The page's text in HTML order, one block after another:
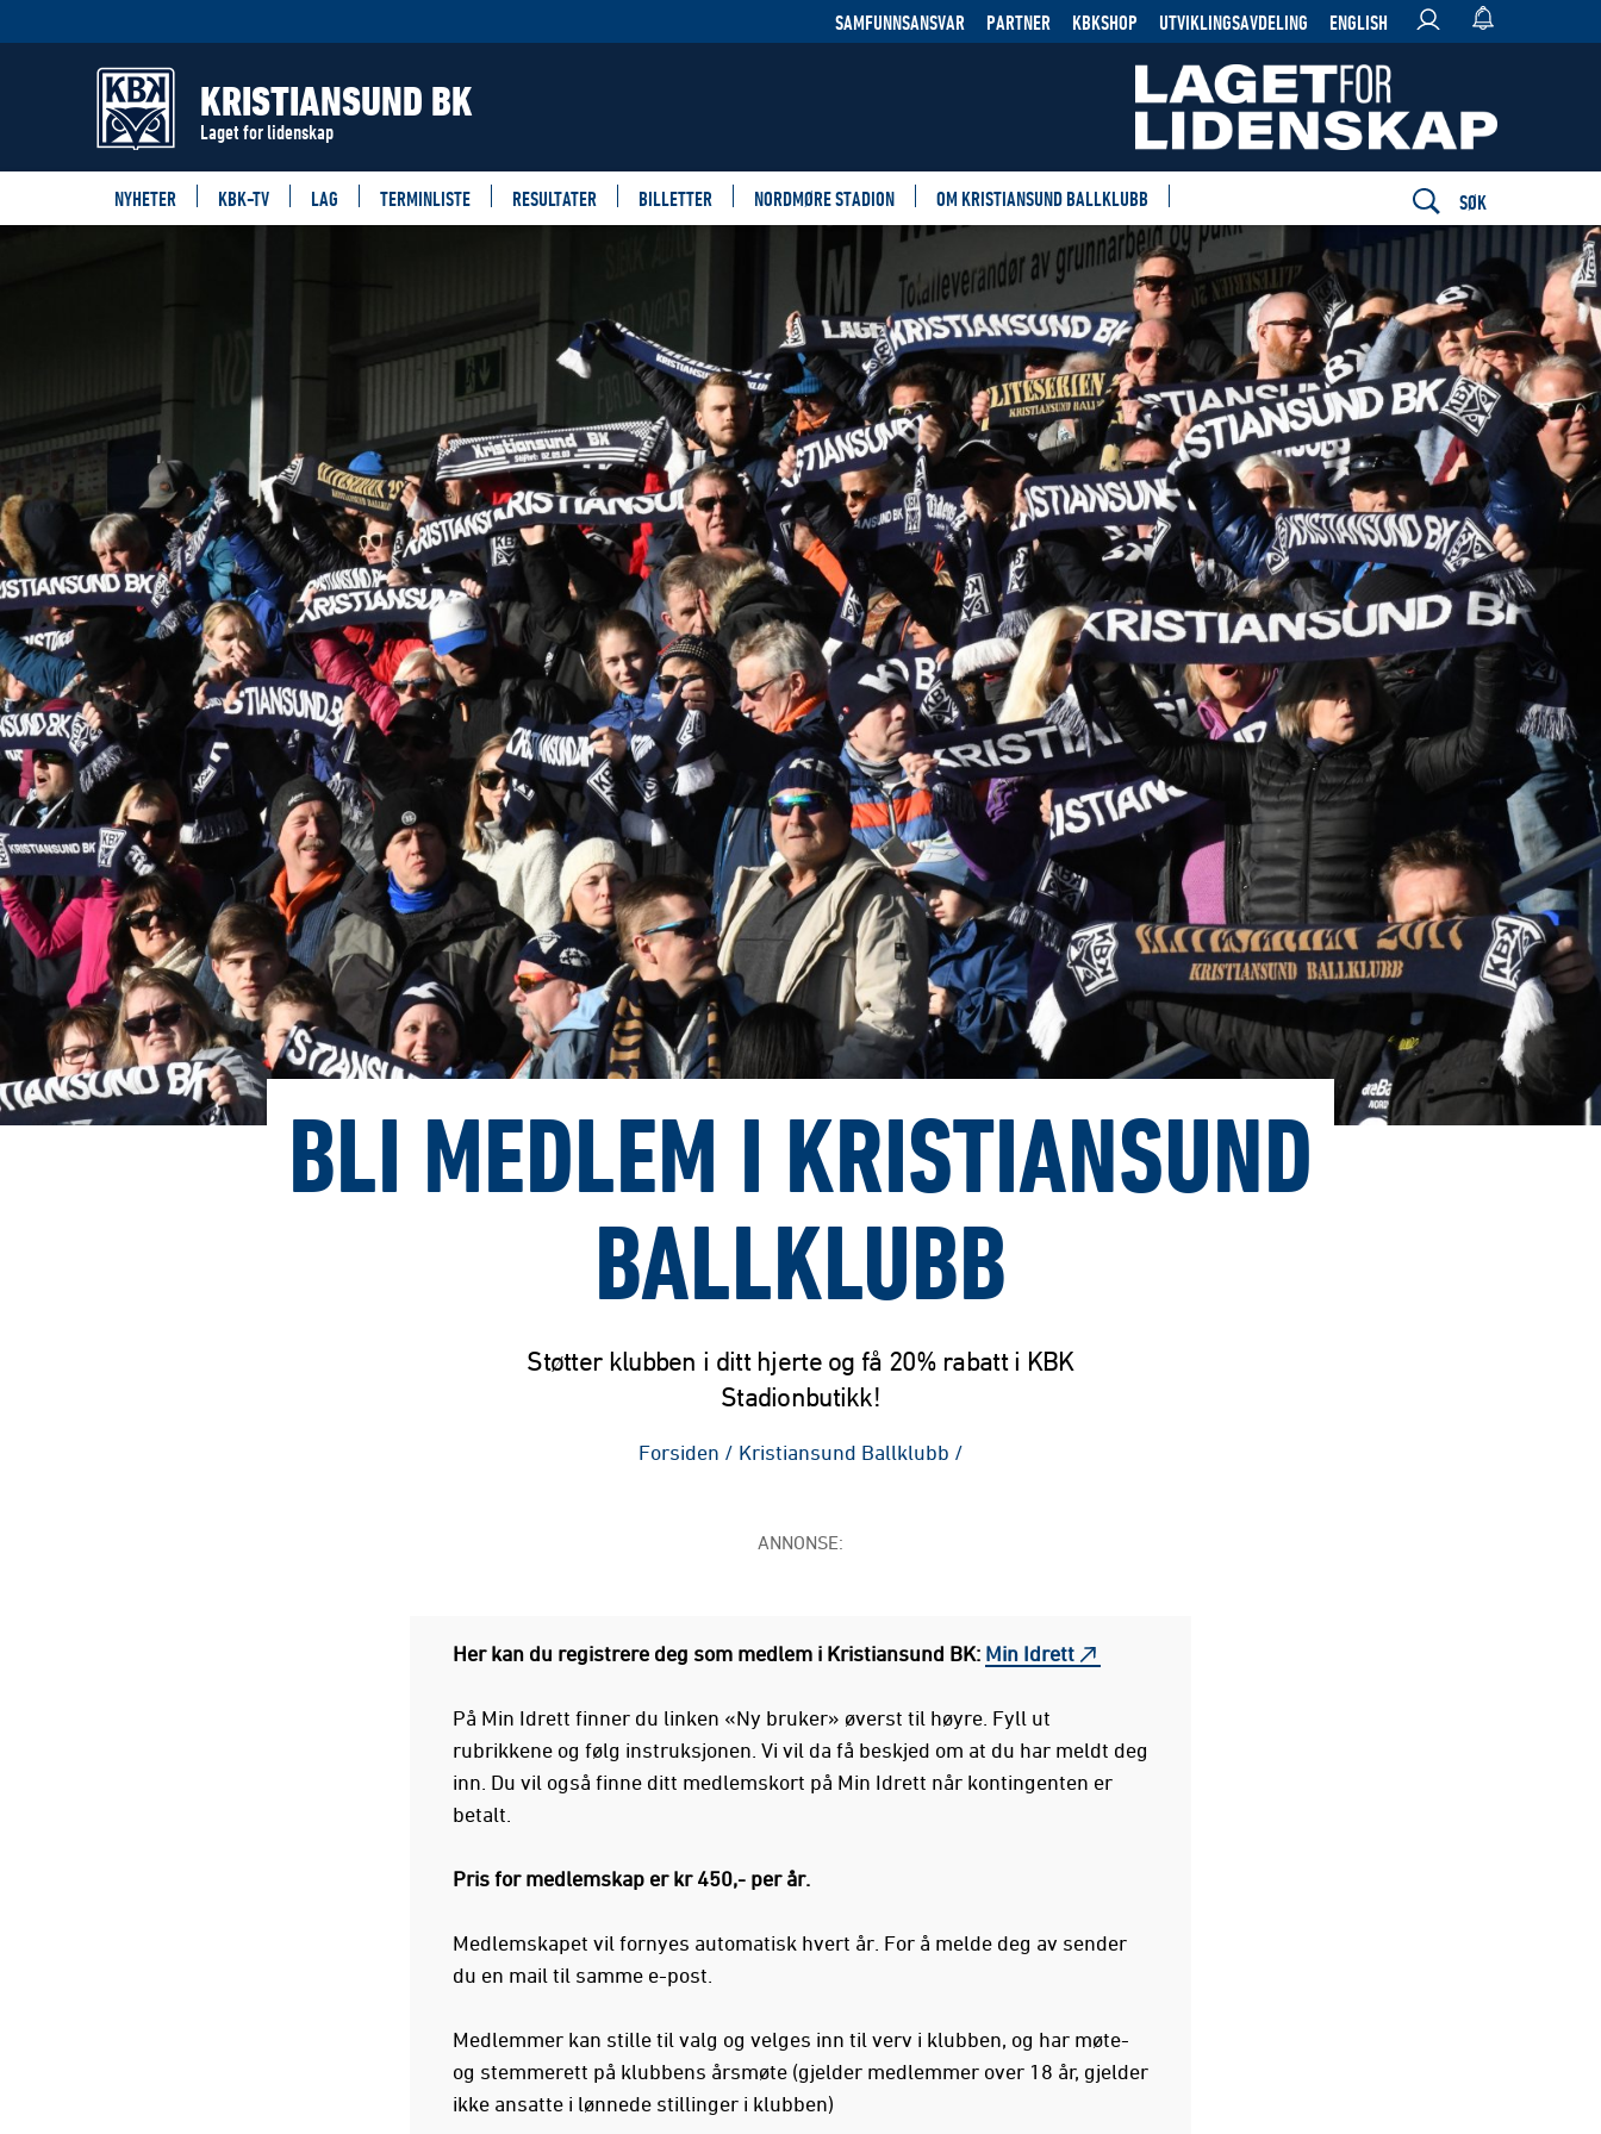
SAMFUNNSANSVAR PARTNER KBKSHOP UTVIKLINGSAVDELING ENGLISH
KRISTIANSUND BK
Laget for lidenskap
NYHETER KBK-TV LAG TERMINLISTE RESULTATER BILLETTER NORDMØRE STADION OM KRISTIANSUND BALLKLUBB SØK
BLI MEDLEM I KRISTIANSUND
BALLKLUBB
Støtter klubben i ditt hjerte og få 20% rabatt i KBK
Stadionbutikk!
Forsiden / Kristiansund Ballklubb /
ANNONSE:
Her kan du registrere deg som medlem i Kristiansund BK: Min Idrett
På Min Idrett finner du linken «Ny bruker» øverst til høyre. Fyll ut
rubrikkene og følg instruksjonen. Vi vil da få beskjed om at du har meldt deg
inn. Du vil også finne ditt medlemskort på Min Idrett når kontingenten er
betalt.
Pris for medlemskap er kr 450,- per år.
Medlemskapet vil fornyes automatisk hvert år. For å melde deg av sender
du en mail til samme e-post.
Medlemmer kan stille til valg og velges inn til verv i klubben, og har møte-
og stemmerett på klubbens årsmøte (gjelder medlemmer over 18 år, gjelder
ikke ansatte i lønnede stillinger i klubben)